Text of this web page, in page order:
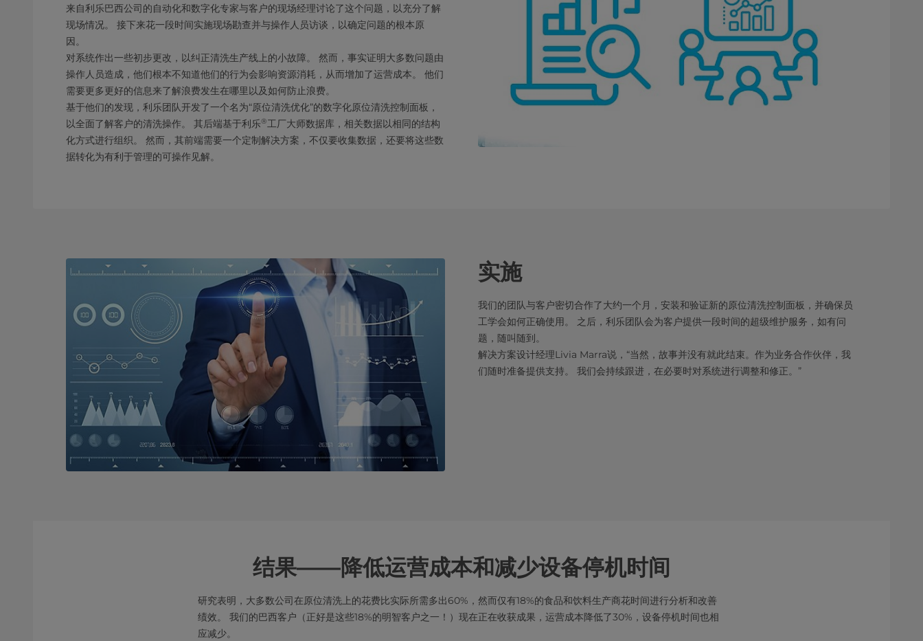
来自利乐巴西公司的自动化和数字化专家与客户的现场经理讨论了这个问题，以充分了解
现场情况。 接下来花一段时间实施现场勘查并与操作人员访谈，以确定问题的根本原
因。
对系统作出一些初步更改，以纠正清洗生产线上的小故障。 然而，事实证明大多数问题由
操作人员造成，他们根本不知道他们的行为会影响资源消耗，从而增加了运营成本。 他们
需要更多更好的信息来了解浪费发生在哪里以及如何防止浪费。
基于他们的发现，利乐团队开发了一个名为“原位清洗优化”的数字化原位清洗控制面板，
以全面了解客户的清洗操作。 其后端基于利乐®工厂大师数据库，相关数据以相同的结构
化方式进行组织。 然而，其前端需要一个定制解决方案，不仅要收集数据，还要将这些数
据转化为有利于管理的可操作见解。
实施
我们的团队与客户密切合作了大约一个月，安装和验证新的原位清洗控制面板，并确保员
工学会如何正确使用。 之后，利乐团队会为客户提供一段时间的超级维护服务，如有问
题，随叫随到。
解决方案设计经理Livia Marra说，“当然，故事并没有就此结束。作为业务合作伙伴，我
们随时准备提供支持。 我们会持续跟进，在必要时对系统进行调整和修正。”
结果——降低运营成本和减少设备停机时间
研究表明，大多数公司在原位清洗上的花费比实际所需多出60%，然而仅有18%的食品和饮料生产商花时间进行分析和改善
绩效。 我们的巴西客户（正好是这些18%的明智客户之一！）现在正在收获成果，运营成本降低了30%，设备停机时间也相
应减少。